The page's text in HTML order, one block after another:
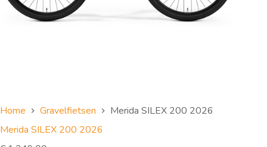
Home Gravelfietsen
Merida SILEX 200 2026
Merida SILEX 200 2026